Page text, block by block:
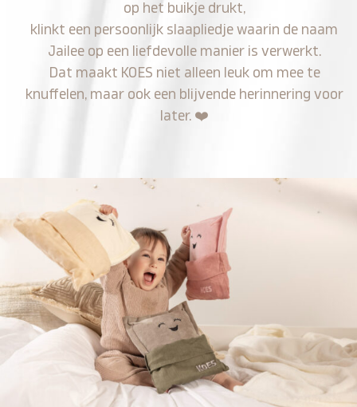
op het buikje drukt,
klinkt een persoonlijk slaapliedje waarin de naam
Jailee op een liefdevolle manier is verwerkt.
Dat maakt KOES niet alleen leuk om mee te
knuffelen, maar ook een blijvende herinnering voor
later. ❤️